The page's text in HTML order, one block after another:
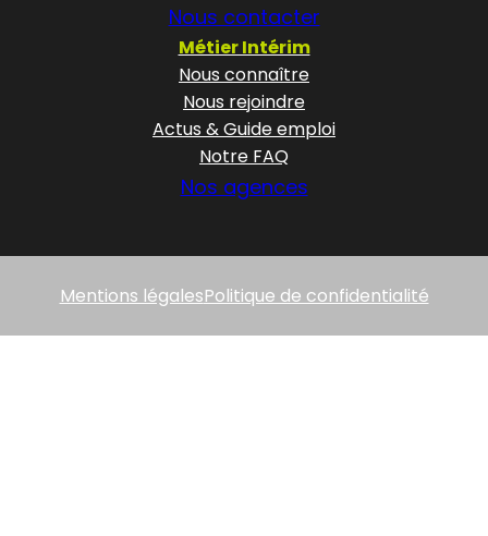
Nous contacter
Métier Intérim
Nous connaître
Nous rejoindre
Actus & Guide emploi
Notre FAQ
Nos agences
Mentions légalesPolitique de confidentialité